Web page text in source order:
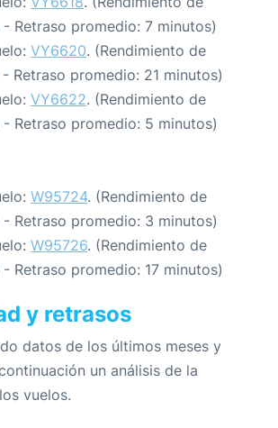
Retraso promedio: 7 minutos)
VY6620. (Rendimiento de
Retraso promedio: 21 minutos)
VY6622. (Rendimiento de
Retraso promedio: 5 minutos)
W95724. (Rendimiento de
Retraso promedio: 3 minutos)
W95726. (Rendimiento de
Retraso promedio: 17 minutos)
y retrasos
datos de los últimos meses y
un análisis de la
vuelos.